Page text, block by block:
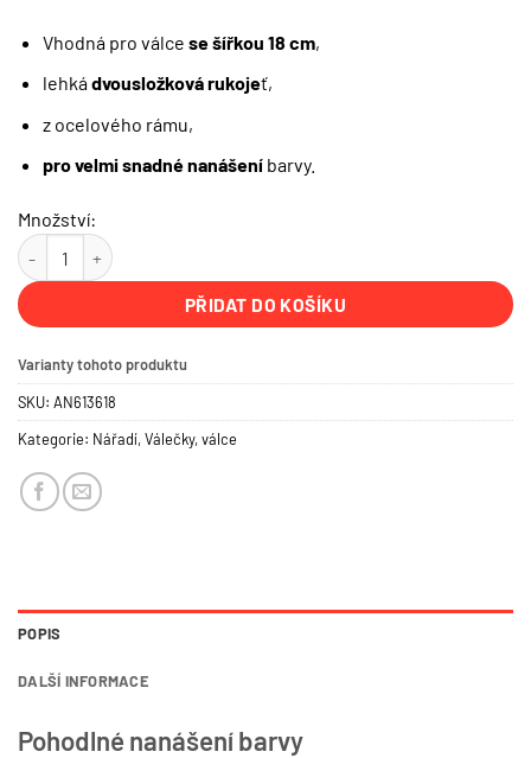
Vhodná pro válce se šířkou 18 cm,
lehkádvousložková rukojeť,
z ocelového rámu,
pro velmi snadné nanášeníbarvy.
Množství:
ANZA Rukojeť na střední váleček, 18 cm množství
PŘIDAT DO KOŠÍKU
Varianty tohoto produktu
SKU: AN613618
Kategorie: Nářadí,Válečky, válce
POPIS
DALŠÍ INFORMACE
Pohodlné nanášení barvy